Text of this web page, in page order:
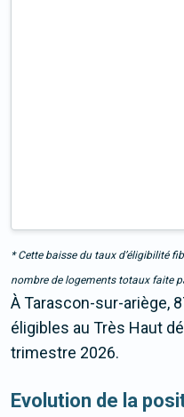
* Cette baisse du taux d’éligibilité
nombre de logements totaux faite
À Tarascon-sur-ariège,
éligibles au Très Haut
trimestre 2026.
Evolution de la